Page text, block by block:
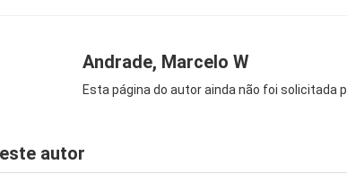
Andrade, Marcelo W
Esta página do autor ainda não foi solicitada
autor